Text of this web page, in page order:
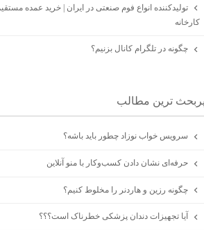
تولیدکننده انواع فوم صنعتی در ایران | خرید عمده
کارخانه
چگونه در تلگرام کانال بزنیم؟
ترين مطالب
سرویس خواب نوزاد چطور باید باشه؟
حرفه‌ای نشان دادن کسب‌وکار با منو آنلاین
چگونه رزین و هاردنر را مخلوط کنیم؟
آیا تجهیزات دندان پزشکی خطرناک است؟؟؟